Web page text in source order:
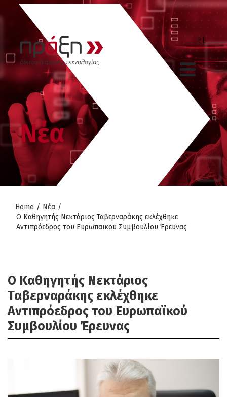
Νέα
Home / Νέα /
Ο Καθηγητής Νεκτάριος Ταβερναράκης εκλέχθηκε
Αντιπρόεδρος του Ευρωπαϊκού Συμβουλίου Έρευνας
Ο Καθηγητής Νεκτάριος
Ταβερναράκης εκλέχθηκε
Αντιπρόεδρος του Ευρωπαϊκού
Συμβουλίου Έρευνας